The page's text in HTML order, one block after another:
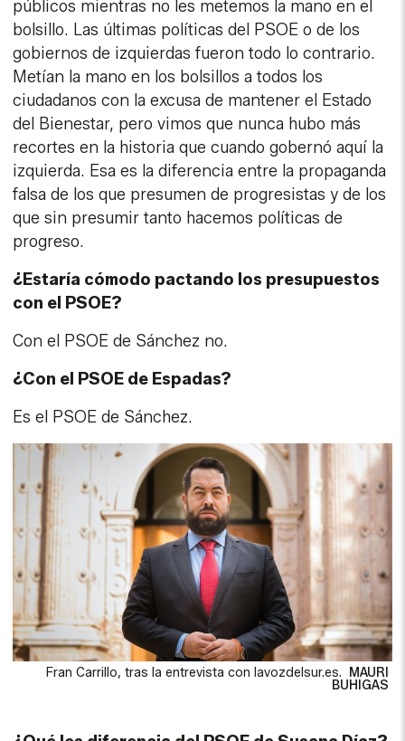
públicos mientras no les metemos la mano en el
bolsillo. Las últimas políticas del PSOE o de los
gobiernos de izquierdas fueron todo lo contrario.
Metían la mano en los bolsillos a todos los
ciudadanos con la excusa de mantener el Estado
del Bienestar, pero vimos que nunca hubo más
recortes en la historia que cuando gobernó aquí la
izquierda. Esa es la diferencia entre la propaganda
falsa de los que presumen de progresistas y de los
que sin presumir tanto hacemos políticas de
progreso.
¿Estaría cómodo pactando los presupuestos
con el PSOE?
Con el PSOE de Sánchez no.
¿Con el PSOE de Espadas?
Es el PSOE de Sánchez.
Fran Carrillo, tras la entrevista con lavozdelsur.es.
MAURI
BUHIGAS